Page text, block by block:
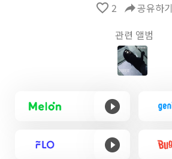
favorite_border 2 reply공유하기
관련 앨범